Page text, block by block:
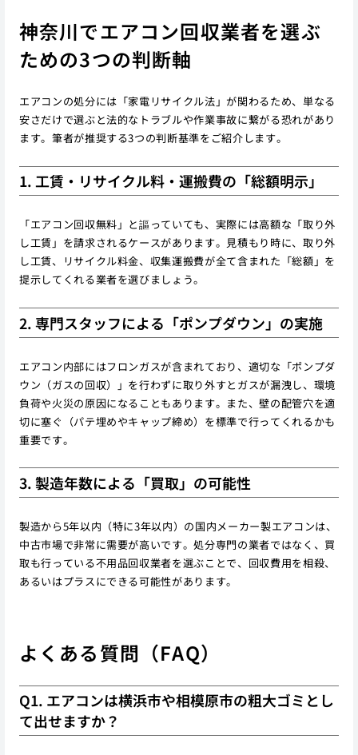
神奈川でエアコン回収業者を選ぶ
ための3つの判断軸
エアコンの処分には「家電リサイクル法」が関わるため、単なる
安さだけで選ぶと法的なトラブルや作業事故に繋がる恐れがあり
ます。筆者が推奨する3つの判断基準をご紹介します。
1. 工賃・リサイクル料・運搬費の「総額明示」
「エアコン回収無料」と謳っていても、実際には高額な「取り外
し工賃」を請求されるケースがあります。見積もり時に、取り外
し工賃、リサイクル料金、収集運搬費が全て含まれた「総額」を
提示してくれる業者を選びましょう。
2. 専門スタッフによる「ポンプダウン」の実施
エアコン内部にはフロンガスが含まれており、適切な「ポンプダ
ウン（ガスの回収）」を行わずに取り外すとガスが漏洩し、環境
負荷や火災の原因になることもあります。また、壁の配管穴を適
切に塞ぐ（パテ埋めやキャップ締め）を標準で行ってくれるかも
重要です。
3. 製造年数による「買取」の可能性
製造から5年以内（特に3年以内）の国内メーカー製エアコンは、
中古市場で非常に需要が高いです。処分専門の業者ではなく、買
取も行っている不用品回収業者を選ぶことで、回収費用を相殺、
あるいはプラスにできる可能性があります。
よくある質問（FAQ）
Q1. エアコンは横浜市や相模原市の粗大ゴミとし
て出せますか？